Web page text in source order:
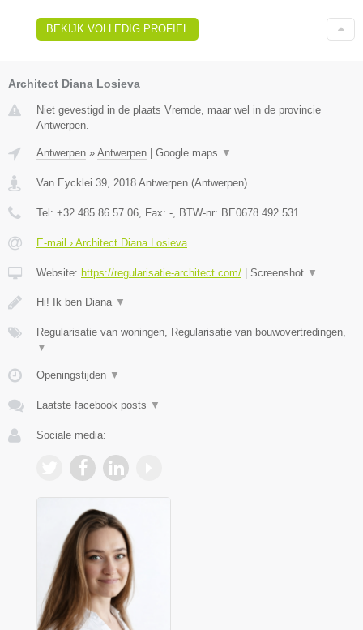
BEKIJK VOLLEDIG PROFIEL
Architect Diana Losieva
Niet gevestigd in de plaats Vremde, maar wel in de provincie
Antwerpen.
Antwerpen » Antwerpen Google maps ▼
Van Eycklei 39, 2018 Antwerpen (Antwerpen)
Tel: +32 485 86 57 06, Fax: -, BTW-nr: BE0678.492.531
E-mail › Architect Diana Losieva
Website: https://regularisatie-architect.com/ Screenshot ▼
Hi! Ik ben Diana ▼
Regularisatie van woningen, Regularisatie van bouwovertredingen,
▼
Openingstijden ▼
Laatste facebook posts ▼
Sociale media: